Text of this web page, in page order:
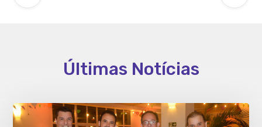
Últimas Notícias